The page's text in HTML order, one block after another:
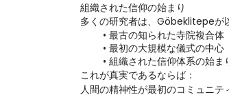
組織された信仰の始まり
多くの研究者は、Göbeklitepeが
最古の知られた寺院複合体
最初の大規模な儀式の中心
組織された信仰体系の始ま
これが真実であるならば：
人間の精神性が最初のコミュニテ